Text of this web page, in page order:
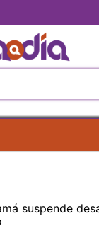
al
contenido
principal
suspende